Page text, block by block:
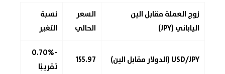
زوج العملة مقابل الين
الياباني (JPY)
السعر
الحالي
نسبة
التغير
USD/JPY (الدولار مقابل الين) 155.97
-0.70%
تقريبًا